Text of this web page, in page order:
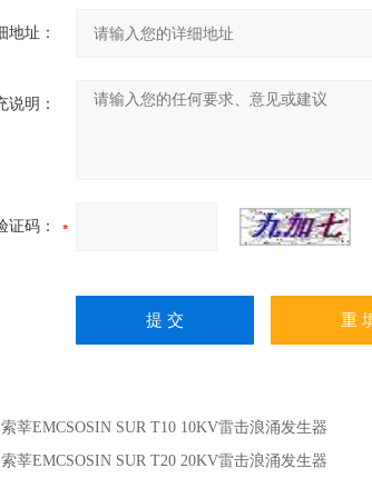
地址：
说明：
证码：
索莘EMCSOSIN SUR T10 10KV雷击浪涌发生器
索莘EMCSOSIN SUR T20 20KV雷击浪涌发生器